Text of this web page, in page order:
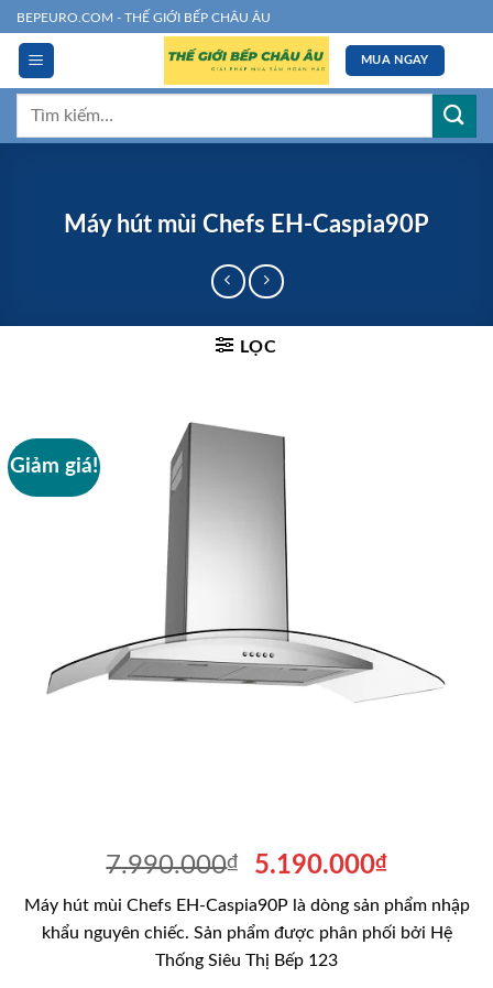
Chuyển
đến
dung
BEPEURO.COM - THẾ GIỚI BẾP CHÂU ÂU
MUA NGAY
Tìm
Máy hút mùi Chefs EH-Caspia90P
LỌC
Giảm giá!
7.990.000₫
Giá
là:
7.990.000₫.
5.190.000₫Giá
hiện
tại
là:
Máy hút mùi Chefs EH-Caspia90P là dòng sản phẩm nhập
khẩu nguyên chiếc. Sản phẩm được phân phối bởi Hệ
Thống Siêu Thị Bếp 123